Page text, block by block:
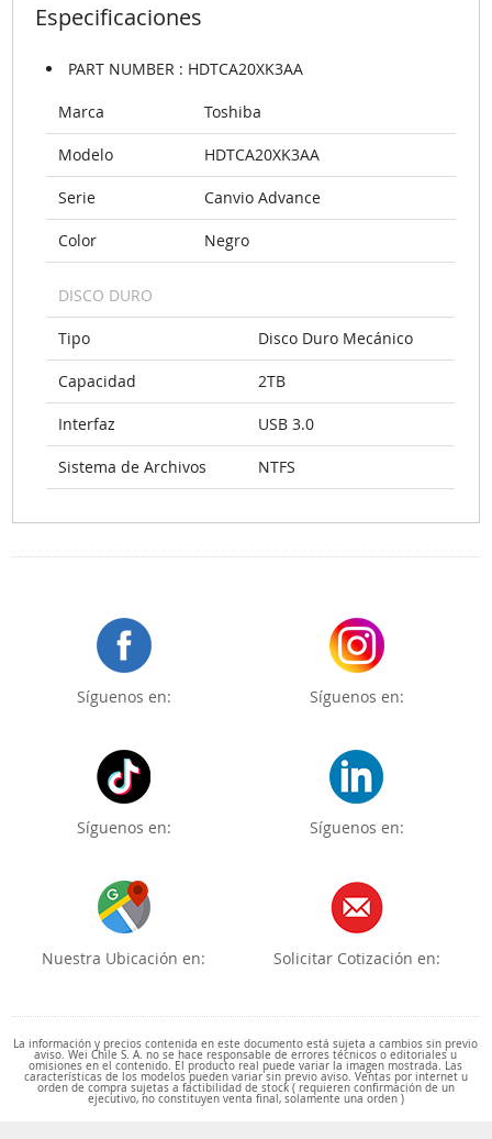
Especificaciones
PART NUMBER : HDTCA20XK3AA
Marca Toshiba
Modelo HDTCA20XK3AA
Serie Canvio Advance
Color Negro
DISCO DURO
Tipo Disco Duro Mecánico
Capacidad 2TB
Interfaz USB 3.0
Sistema de Archivos NTFS
Síguenos en: Síguenos en:
Síguenos en: Síguenos en:
Nuestra Ubicación en: Solicitar Cotización en:
La información y precios contenida en este documento está sujeta a cambios sin previo
aviso. Wei Chile S. A. no se hace responsable de errores técnicos o editoriales u
omisiones en el contenido. El producto real puede variar la imagen mostrada. Las
características de los modelos pueden variar sin previo aviso. Ventas por internet u
orden de compra sujetas a factibilidad de stock ( requieren confirmación de un
ejecutivo, no constituyen venta final, solamente una orden )